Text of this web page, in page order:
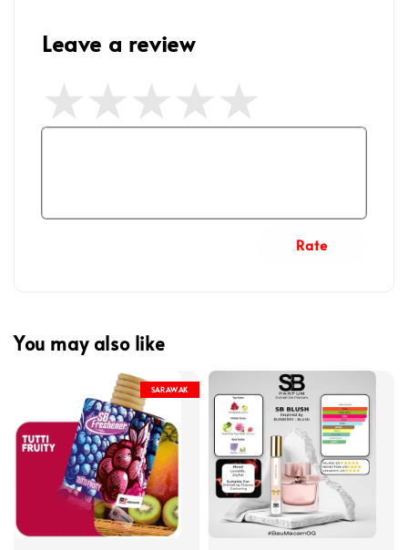
Leave a review
Rate
You may also like
SARAWAK